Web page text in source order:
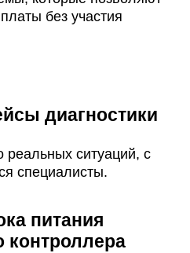
без участия
диагностики
реальных ситуаций, с
специалисты.
питания